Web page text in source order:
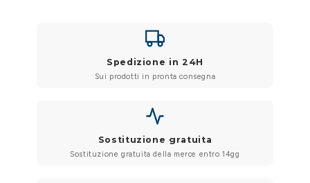
Spedizione in 24H
Sui prodotti in pronta consegna
Sostituzione gratuita
Sostituzione gratuita della merce entro 14gg